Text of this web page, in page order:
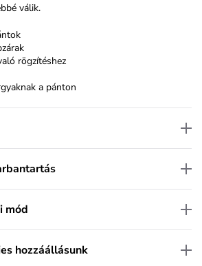
válik.
rögzítéshez
a pánton
mód
hozzáállásunk